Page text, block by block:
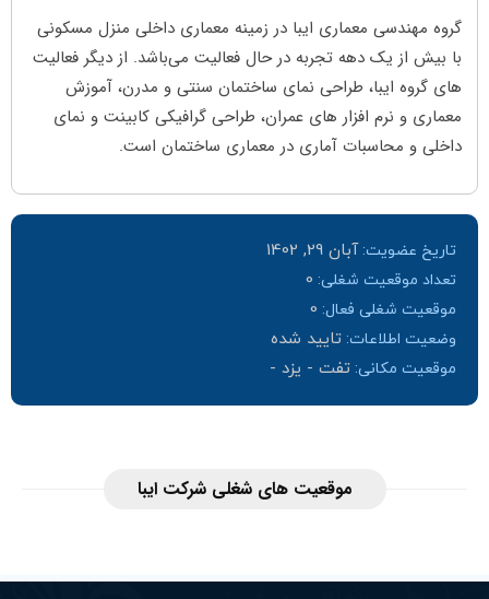
گروه مهندسی معماری ایبا در زمینه معماری داخلی منزل مسکونی
با بیش از یک دهه تجربه در حال فعالیت می‌باشد. از دیگر فعالیت
های گروه ایبا، طراحی نمای ساختمان سنتی و مدرن، آموزش
معماری و نرم افزار های عمران، طراحی گرافیکی کابینت و نمای
داخلی و محاسبات آماری در معماری ساختمان است.
تاریخ عضویت:آبان 29, 1402
تعداد موقعیت شغلی: 0
موقعیت شغلی فعال: 0
وضعیت اطلاعات: تایید شده
موقعیت مکانی: تفت - یزد -
موقعیت های شغلی شرکت ایبا